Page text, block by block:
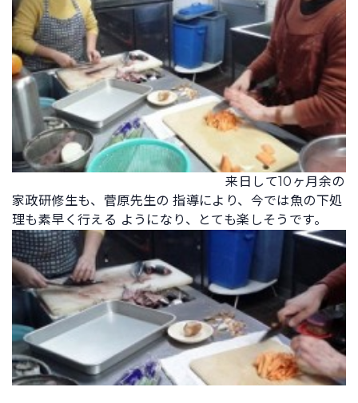
来日して10ヶ月余の
家政研修生も、菅原先生の 指導により、今では魚の下処
理も素早く行える ようになり、とても楽しそうです。